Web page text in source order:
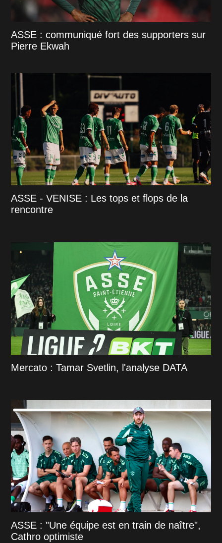
ASSE : communiqué fort des supporters sur
Pierre Ekwah
ASSE - VENISE : Les tops et flops de la
rencontre
Mercato : Tamar Svetlin, l'analyse DATA
ASSE : "Une équipe est en train de naître",
Cathro optimiste